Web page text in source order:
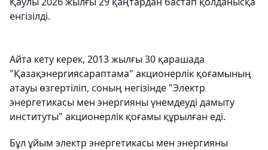
енгізілді.
Айта кету керек, 2013 жылғы 30 қарашада
"Қазақэнергиясараптама" акционерлік қоғамының
атауы өзгертіліп, соның негізінде "Электр
энергетикасы мен энергияны үнемдеуді дамыту
институты" акционерлік қоғамы құрылған еді.
Бұл ұйым электр энергетикасы мен энергияны